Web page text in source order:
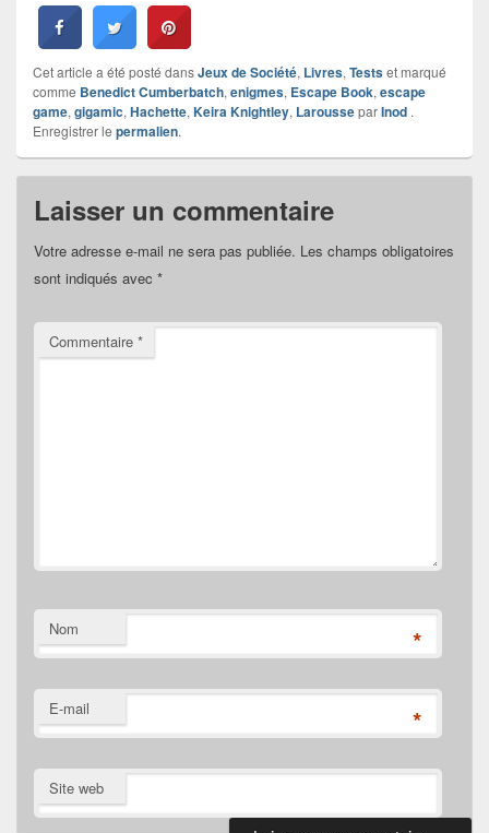
Cet article a été posté dansJeux de Société, Livres, Testset marqué
comme Benedict Cumberbatch, enigmes, Escape Book, escape
game, gigamic, Hachette, Keira Knightley, LarousseparInod .
Enregistrer le permalien.
Laisser un commentaire
Votre adresse e-mail ne sera pas publiée. Les champs obligatoires
sont indiqués avec *
Commentaire *
Nom *
E-mail *
Site web